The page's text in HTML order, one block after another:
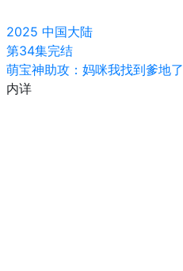
2025 中国大陆
第34集完结
萌宝神助攻：妈咪我找到爹地了
内详